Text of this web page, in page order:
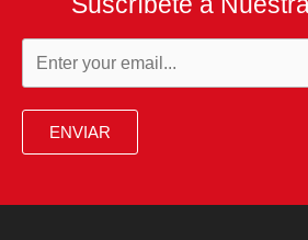
ENVIAR